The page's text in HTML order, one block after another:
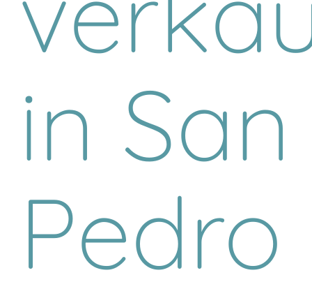
in San
Pedro